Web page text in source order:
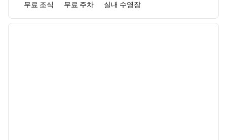
무료 조식 무료 주차 실내 수영장
1/12
다음